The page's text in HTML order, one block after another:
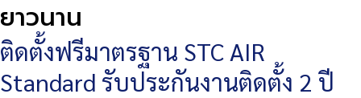
ยาวนาน
ติดตั้งฟรีมาตรฐาน STC AIR
Standard รับประกันงานติดตั้ง 2 ปี